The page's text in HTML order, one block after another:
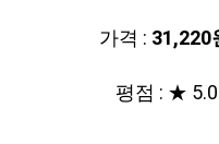
가격 : 31,220
평점 : ★